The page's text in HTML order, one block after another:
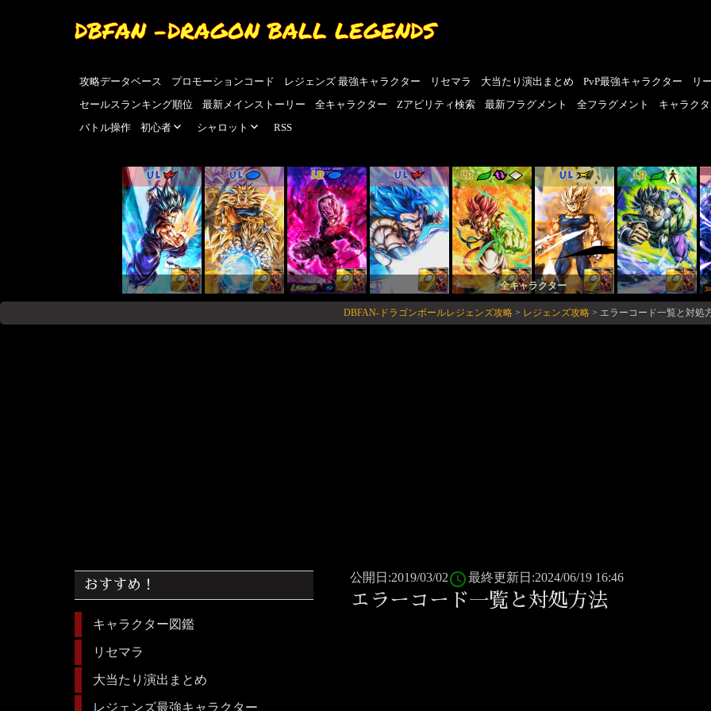
DBFAN -DRAGON BALL LEGENDS
攻略データベース プロモーションコード レジェンズ 最強キャラクター リセマラ 大当たり演出まとめ PvP最強キャラクター リ
セールスランキング順位
最新メインストーリー 全キャラクター Zアビリティ検索 最新フラグメント 全フラグメント キャラク
バトル操作
初心者 シャロット RSS
UL UL LR UL LR UL LR
全キャラクター
DBFAN-ドラゴンボールレジェンズ攻略> レジェンズ攻略> エラーコード一覧と対処
公開日:2019/03/02access_time 最終更新日:2024/06/19 16:46
エラーコード一覧と対処方法
おすすめ！
キャラクター図鑑
リセマラ
大当たり演出まとめ
レジェンズ最強キャラクター